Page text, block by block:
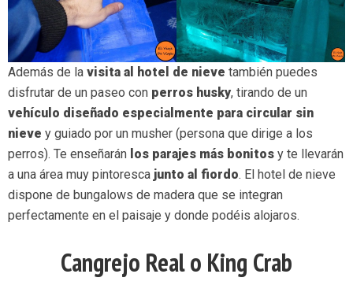
Además de la visita al hotel de nieve también puedes
disfrutar de un paseo con perros husky, tirando de un
vehículo diseñado especialmente para circular sin
nieve y guiado por un musher (persona que dirige a los
perros). Te enseñarán los parajes más bonitos y te llevarán
a una área muy pintoresca junto al fiordo. El hotel de nieve
dispone de bungalows de madera que se integran
perfectamente en el paisaje y donde podéis alojaros.
Cangrejo Real o King Crab